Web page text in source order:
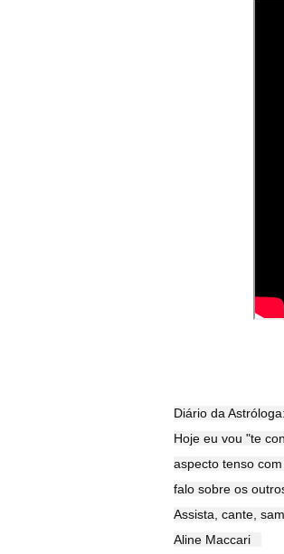
Diário da
Hoje eu vou "te
aspecto tenso
falo sobre os
Assista, cante,
Aline Maccari